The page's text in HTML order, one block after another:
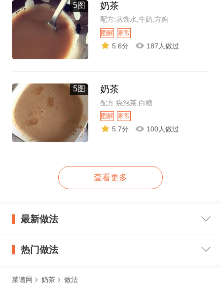
5图 奶茶
配方:蒸馏水,牛奶,方糖
图解 家常
5.6分 187人做过
5图 奶茶
配方:袋泡茶,白糖
图解 家常
5.7分 100人做过
查看更多
最新做法
热门做法
菜谱网 奶茶 做法